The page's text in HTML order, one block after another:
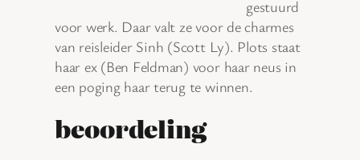
gestuurd
voor werk. Daar valt ze voor de charmes
van reisleider Sinh (Scott Ly). Plots staat
haar ex (Ben Feldman) voor haar neus in
een poging haar terug te winnen.
beoordeling